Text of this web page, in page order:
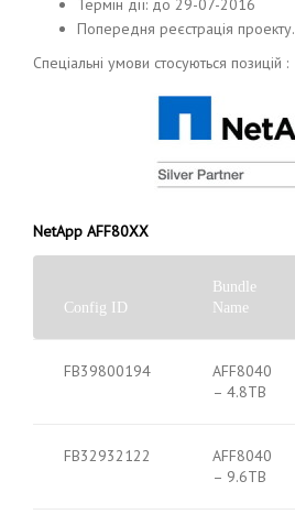
Термін дії: до 29-07-2016
Попередня реєстрація проекту.
Спеціальні умови стосуються позицій :
NetApp AFF80XX
Config ID
Bundle
Name
FB39800194
AFF8040
– 4.8TB
FB32932122
AFF8040
– 9.6TB